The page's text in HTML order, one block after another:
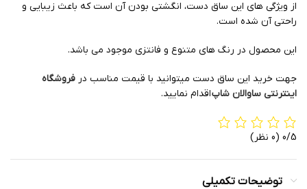
از ویژگی های این ساق دست، انگشتی بودن آن است که باعث زیبایی و
راحتی آن شده است.
این محصول در رنگ های متنوع و فانتزی موجود می باشد.
جهت خرید این ساق دست میتوانید با قیمت مناسب در فروشگاه
اینترنتی ساوالان شاپاقدام نمایید.
0/5 (0 نظر)
توضیحات تکمیلی